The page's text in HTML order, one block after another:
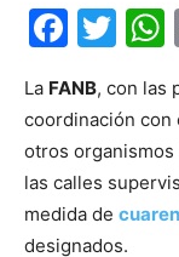
La FANB, con las
coordinación con
otros organismos
las calles
medida de
designados.